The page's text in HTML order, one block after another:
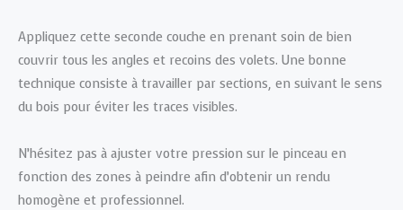
Appliquez cette seconde couche en prenant soin de bien
couvrir tous les angles et recoins des volets. Une bonne
technique consiste à travailler par sections, en suivant le sens
du bois pour éviter les traces visibles.
N’hésitez pas à ajuster votre pression sur le pinceau en
fonction des zones à peindre afin d’obtenir un rendu
homogène et professionnel.